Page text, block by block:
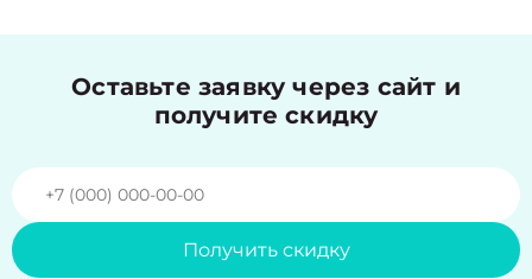
Оставьте заявку через сайт и
получите скидку
Получить скидку